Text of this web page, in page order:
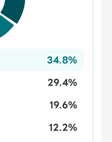
34.8%
29.4%
19.6%
12.2%